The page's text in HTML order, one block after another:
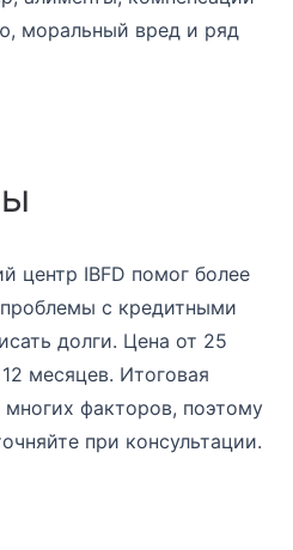
моральный вред и ряд
центр IBFD помог более
с кредитными
долги. Цена от 25
месяцев. Итоговая
факторов, поэтому
при консультации.